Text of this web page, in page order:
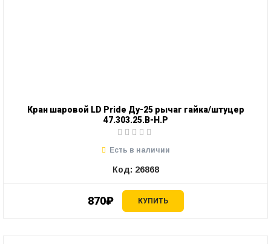
Кран шаровой LD Pride Ду-25 рычаг гайка/штуцер
47.303.25.В-Н.Р
870₽ КУПИТЬ
Есть в наличии
Код: 26868